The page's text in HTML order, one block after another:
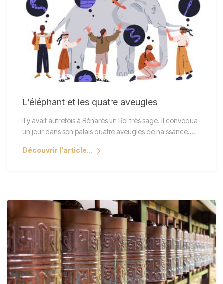
L’éléphant et les quatre aveugles
Il y avait autrefois à Bénarès un Roi très sage. Il convoqua
un jour dans son palais quatre aveugles de naissance.…
Découvrir l'article...